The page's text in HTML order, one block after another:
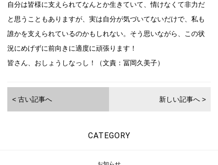
自分は皆様に支えられてなんとか生きていて、情けなくて非力だ
と思うこともありますが、実は自分が気づいてないだけで、私も
誰かを支えられているのかもしれない。そう思いながら、この状
況にめげずに前向きに適度に頑張ります！
皆さん、おしょうしなっし！（文責：冨岡久美子）
< 古い記事へ 新しい記事へ >
CATEGORY